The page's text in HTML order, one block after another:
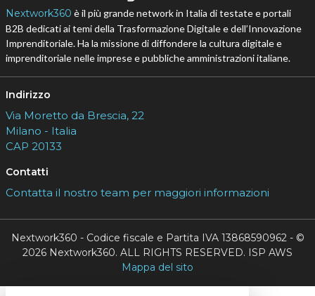
Nextwork360 è il più grande network in Italia di testate e portali
B2B dedicati ai temi della Trasformazione Digitale e dell’Innovazione
Imprenditoriale. Ha la missione di diffondere la cultura digitale e
imprenditoriale nelle imprese e pubbliche amministrazioni italiane.
Indirizzo
Via Moretto da Brescia, 22
Milano - Italia
CAP 20133
Contatti
Contatta il nostro team per maggiori informazioni
Nextwork360 - Codice fiscale e Partita IVA 13868590962 - ©
2026 Nextwork360. ALL RIGHTS RESERVED. ISP AWS
Mappa del sito